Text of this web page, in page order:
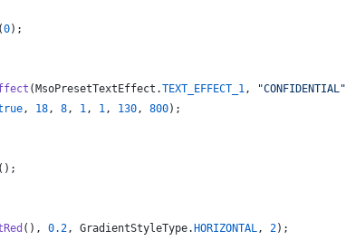
(0);
( MsoPresetTextEffect .TEXT_EFFECT_1, "CONFIDENTIAL"
, 18, 8, 1, 1, 130, 800);
();
(), 0.2, GradientStyleType. HORIZONTAL, 2);